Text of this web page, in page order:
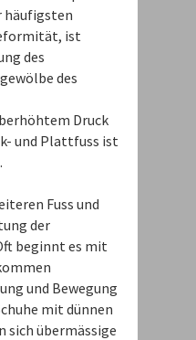
häufigsten
ist
des
des
Druck
und Plattfuss ist
Fuss und
der
beginnt es mit
und Bewegung
mit dünnen
sich übermässige